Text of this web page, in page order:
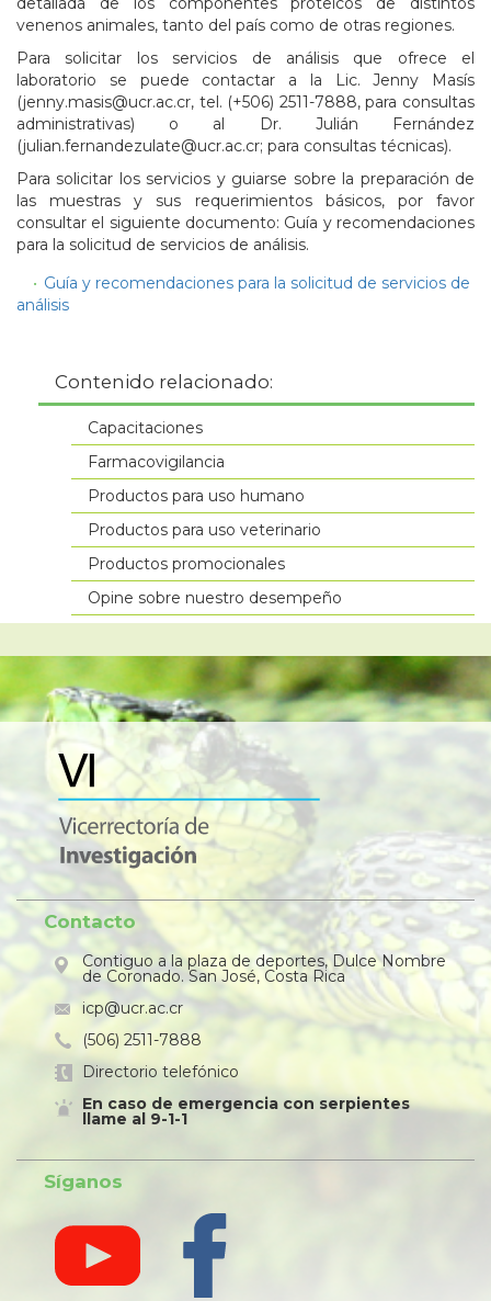
venenos animales, tanto del país como de otras regiones.
Para solicitar los servicios de análisis que ofrece el
laboratorio se puede contactar a la Lic. Jenny Masís
(jenny.masis@ucr.ac.cr, tel. (+506) 2511-7888, para consultas
administrativas) o al Dr. Julián Fernández
(julian.fernandezulate@ucr.ac.cr; para consultas técnicas).
Para solicitar los servicios y guiarse sobre la preparación de
las muestras y sus requerimientos básicos, por favor
consultar el siguiente documento: Guía y recomendaciones
para la solicitud de servicios de análisis.
Guía y recomendaciones para la solicitud de servicios de
análisis
Contenido relacionado:
Capacitaciones
Farmacovigilancia
Productos para uso humano
Productos para uso veterinario
Productos promocionales
Opine sobre nuestro desempeño
Contacto
Contiguo a la plaza de deportes, Dulce Nombre
de Coronado. San José, Costa Rica
icp@ucr.ac.cr
(506) 2511-7888
Directorio telefónico
En caso de emergencia con serpientes
llame al 9-1-1
Síganos